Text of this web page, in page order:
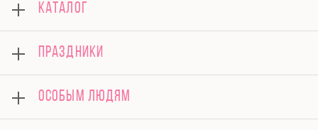
Оплата
Отзывы
Гарантии
Доставка
Вопросы и ответы
Контакты
КАТАЛОГ
Букеты
Композиции
Подарки
Поводы
Комбо-предложения
ПРАЗДНИКИ
14 февраля
День матери
ОСОБЫМ ЛЮДЯМ